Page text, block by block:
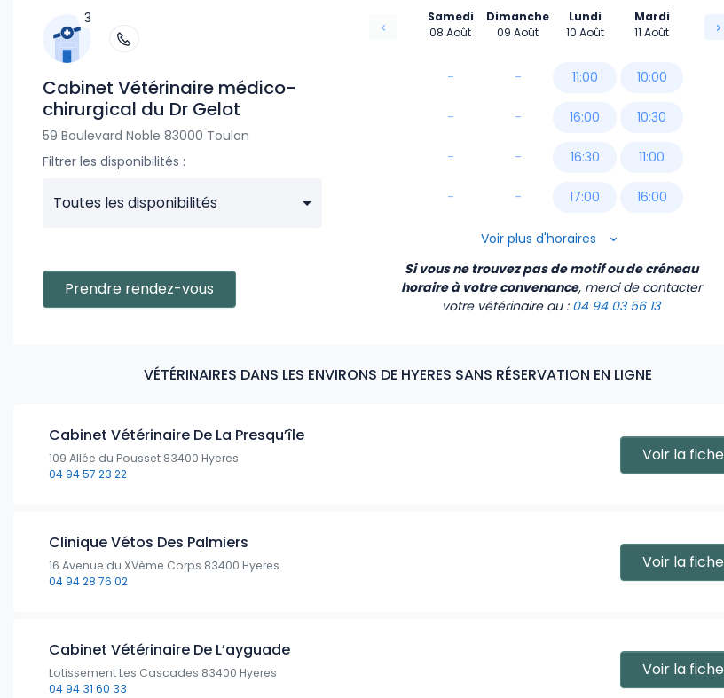
17:30 19:00
3
Cabinet Vétérinaire médico-
chirurgical du Dr Gelot
59 Boulevard Noble 83000 Toulon
Filtrer les disponibilités :
Toutes les disponibilités
Prendre rendez-vous
Samedi
08 Août
-
-
-
-
Dimanche
09 Août
-
-
-
-
Lundi
10 Août
11:00
16:00
16:30
17:00
17:30
Mardi
11 Août
10:00
10:30
11:00
16:00
17:00
Voir plus d'horaires
Si vous ne trouvez pas de motif ou de créneau
horaire à votre convenance, merci de contacter
votre vétérinaire au : 04 94 03 56 13
VÉTÉRINAIRES DANS LES ENVIRONS DE HYERES SANS RÉSERVATION EN LIGNE
Cabinet Vétérinaire De La Presqu’île
109 Allée du Pousset 83400 Hyeres
04 94 57 23 22
Voir la fiche
Clinique Vétos Des Palmiers
16 Avenue du XVème Corps 83400 Hyeres
04 94 28 76 02
Voir la fiche
Cabinet Vétérinaire De L’ayguade
Lotissement Les Cascades 83400 Hyeres
04 94 31 60 33
Voir la fiche